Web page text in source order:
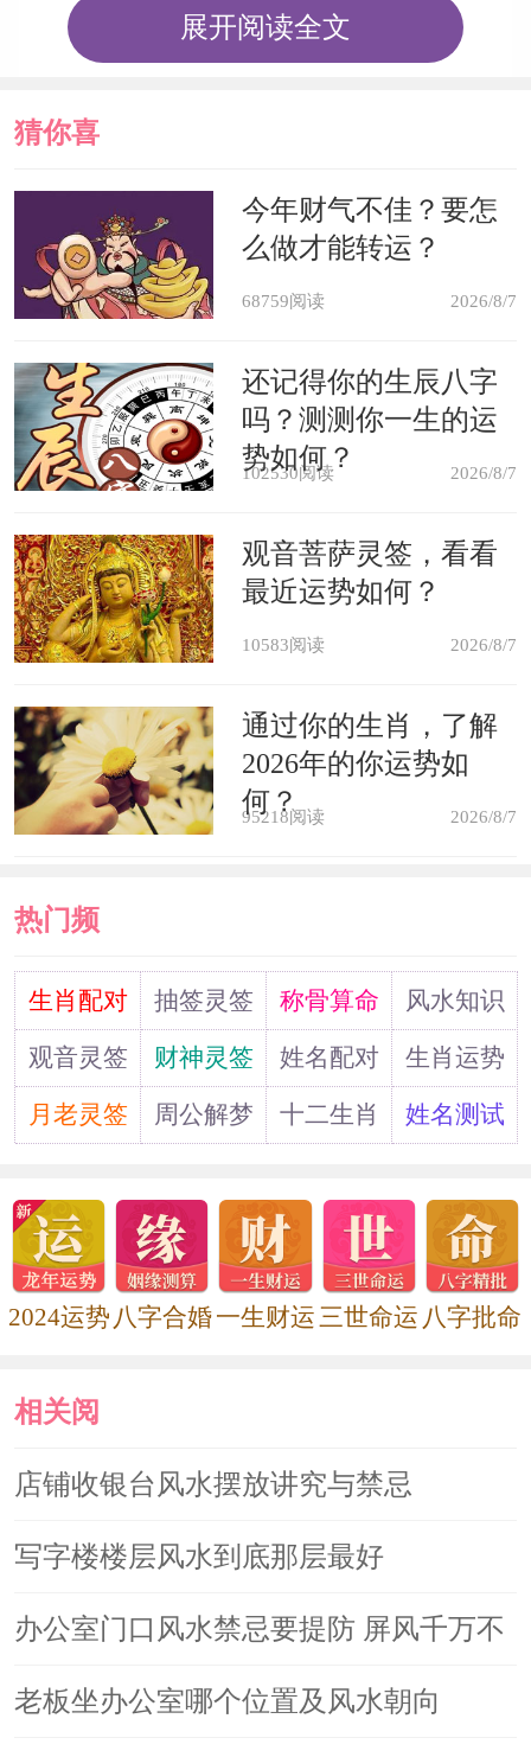
在租下园区厂房入住以前，老板一定要
请专业人士咨询，勘测园区、厂房的布
局与元运衰旺。租来的厂房的风水如果
地段的风水
也就是厂房所在区域具有的风水变
化，这一点和大多数住宅类似都需要注
意避免各种冲煞现象，例如厂房附近不
能够出现医院、法院等煞气极重的建
筑，或者是被光煞严重的大楼对照。其
次就是厂房所在的区域一般很少是人口
密集的区域，所以生气比较的缺乏，要
厂房内部格局
要确保隔间大小合适，通道路线顺
风水正常运转的重要因素。其次就是光
照要能够充足，保证阳气避免阴气的滋
生，尤其是那些平日里很少放置货物的
区域更是如此。
外观要符合厂房的特点，不能够鲜
亮也不能够和周围的环境格格不入，最
重要的是一定要显得富有生气，最好是
使用和摆放也很重要，要符合风水的正
常运转。
地下室的风水
这是厂房所特有的空间区域，所以
展开阅读全文
猜你喜
今年财气不佳？要怎
么做才能转运？
68759阅读 2026/8/7
还记得你的生辰八字
吗？测测你一生的运
势如何？
102530阅读 2026/8/7
观音菩萨灵签，看看
最近运势如何？
10583阅读 2026/8/7
通过你的生肖，了解
2026年的你运势如
何？
95218阅读 2026/8/7
热门频
道生肖配对 抽签灵签 称骨算命
风水知识
观音灵签
财神灵签 姓名配对
生肖运势
月老灵签
周公解梦 十二生肖 姓名测试
2024运势 八字合婚一生财运三世命运 八字批命
相关阅
读
店铺收银台风水摆放讲究与禁忌
写字楼楼层风水到底那层最好
办公室门口风水禁忌要提防 屏风千万不
能随便放
老板坐办公室哪个位置及风水朝向